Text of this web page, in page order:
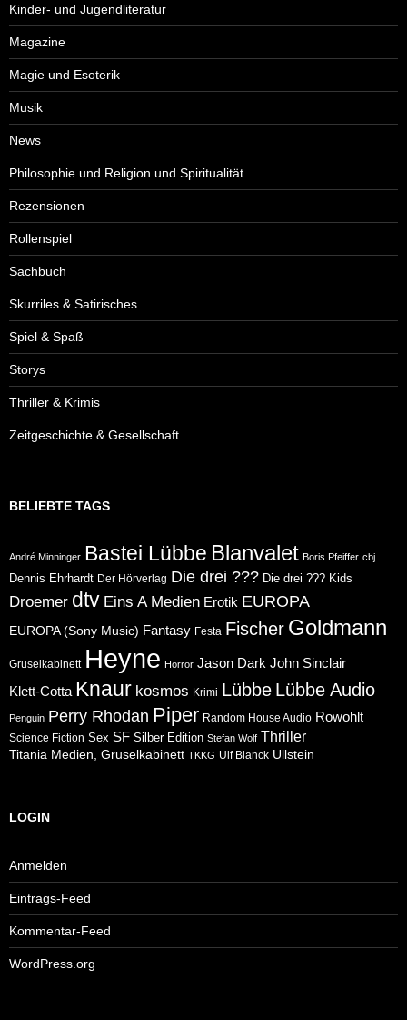
Kinder- und Jugendliteratur
Magazine
Magie und Esoterik
Musik
News
Philosophie und Religion und Spiritualität
Rezensionen
Rollenspiel
Sachbuch
Skurriles & Satirisches
Spiel & Spaß
Storys
Thriller & Krimis
Zeitgeschichte & Gesellschaft
BELIEBTE TAGS
André Minninger Bastei Lübbe Blanvalet Boris Pfeiffer cbj
Dennis Ehrhardt Der Hörverlag Die drei ??? Die drei ??? Kids
Droemer dtv Eins A Medien Erotik EUROPA
EUROPA (Sony Music) Fantasy Festa Fischer Goldmann
Gruselkabinett Heyne Horror Jason Dark John Sinclair
Klett-Cotta Knaur kosmos Krimi Lübbe Lübbe Audio
Penguin Perry Rhodan Piper Random House Audio Rowohlt
Science Fiction Sex SF Silber Edition Stefan Wolf Thriller
Titania Medien, Gruselkabinett TKKG Ulf Blanck Ullstein
LOGIN
Anmelden
Eintrags-Feed
Kommentar-Feed
WordPress.org